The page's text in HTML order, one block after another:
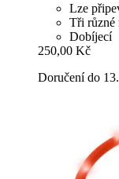
Lze
Tři různé
Dobíjecí
250,00 Kč
Doručení do